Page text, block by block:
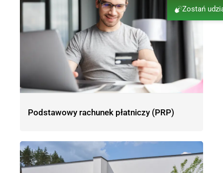
Podstawowy rachunek płatniczy (PRP)
Zostań